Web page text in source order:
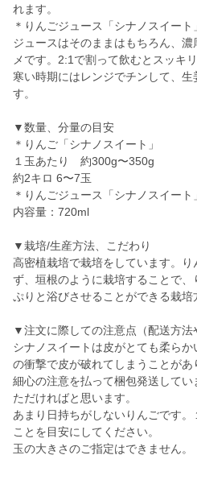
れます。
＊りんごジュース「シナノスイート」
ジュースはそのままはもちろん、
メです。2:1で割って飲むとスッキ
寒い時期にはレンジでチンして、
す。
▼数量、分量の目安
＊りんご「シナノスイート」
１玉あたり 約300g〜350g
約2キロ 6〜7玉
＊りんごジュース「シナノスイート」
内容量：720ml
▼栽培/生産方法、こだわり
高密植栽培で栽培をしています。
ず、垣根のように栽培することで
ぷりと浴びさせることができる栽培
▼注文に際しての注意点（配送方法
シナノスイートは皮がとても柔ら
の衝撃で皮が破れてしまうことがあ
細心の注意を払って梱包発送して
ただければと思います。
あまり日持ちがしないりんごです。
ことを目安にしてください。
玉の大きさのご指定はできません。